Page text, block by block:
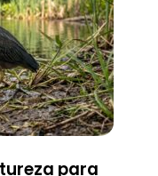
para